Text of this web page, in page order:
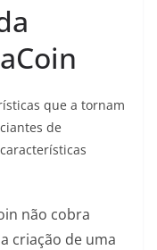
que a tornam
de
não cobra
criação de uma